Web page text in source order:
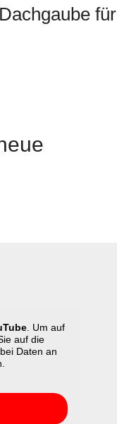
für
. Um auf
auf die
Daten an